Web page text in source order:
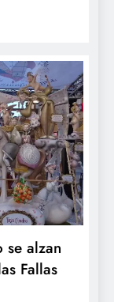
se alzan
Fallas